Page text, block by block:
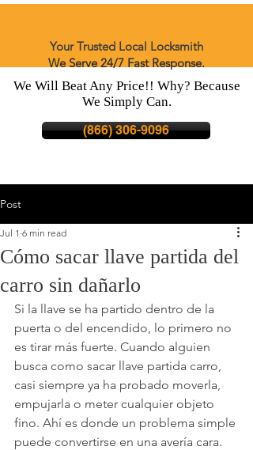
Your Trusted Local Locksmith
We Serve 24/7 Fast Response.
We Will Beat Any Price!! Why? Because
We Simply Can.
(866) 306-9096
Post
Cómo sacar llave partida del
carro sin dañarlo
Jul 1 6 min read
Si la llave se ha partido dentro de la
puerta o del encendido, lo primero no
es tirar más fuerte. Cuando alguien
busca como sacar llave partida carro,
casi siempre ya ha probado moverla,
empujarla o meter cualquier objeto
fino. Ahí es donde un problema simple
puede convertirse en una avería cara.